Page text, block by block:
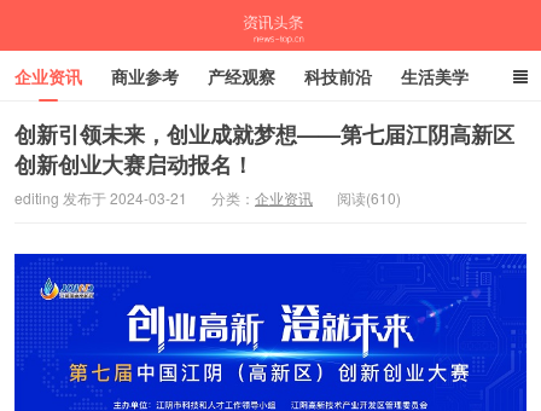
资讯头条
企业资讯 商业参考 产经观察 科技前沿 生活美学
时尚潮流 母婴亲子 专栏
创新引领未来，创业成就梦想——第七届江阴高新区
创新创业大赛启动报名！
editing 发布于 2024-03-21 分类： 企业资讯 阅读(610)